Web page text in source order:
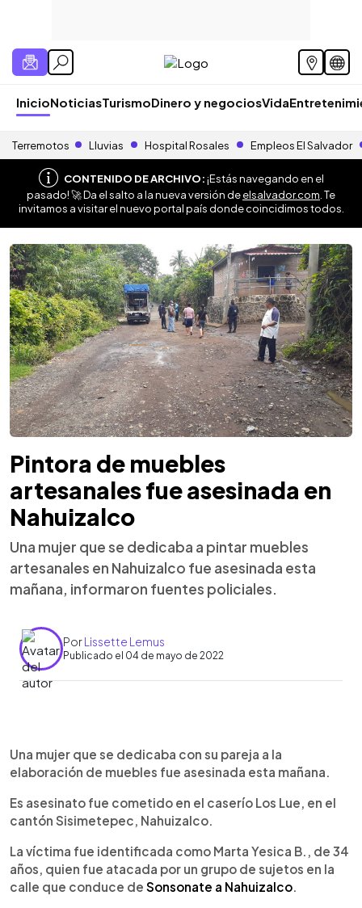
InicioNoticiasTurismoDinero y negociosVida
Terremotos Lluvias Hospital Rosales Empleos El Salvador
CONTENIDO DE ARCHIVO:¡Estás navegando en el
pasado! 🚀 Da el salto a la nueva versión deelsalvador.com . Te
invitamos a visitar el nuevo portal país donde coincidimos todos.
Pintora de muebles
artesanales fue asesinada en
Nahuizalco
Una mujer que se dedicaba a pintar muebles
artesanales en Nahuizalco fue asesinada esta
mañana, informaron fuentes policiales.
PorLissette Lemus
Publicado el 04 de mayo de 2022
► Escuchar artículo
Una mujer que se dedicaba con su pareja a la
elaboración de muebles fue asesinada esta mañana.
Es asesinato fue cometido en el caserío Los Lue, en el
cantón Sisimetepec, Nahuizalco.
La víctima fue identificada como Marta Yesica B., de 34
años, quien fue atacada por un grupo de sujetos en la
calle que conduce de Sonsonate a Nahuizalco